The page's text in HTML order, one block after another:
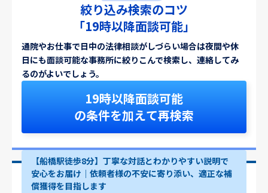
絞り込み検索のコツ
「19時以降面談可能」
通院やお仕事で日中の法律相談がしづらい場合は夜間や休
日にも面談可能な事務所に絞りこんで検索し、連絡してみ
るのがよいでしょう。
19時以降面談可能
の条件を加えて再検索
【船橋駅徒歩8分】丁寧な対話とわかりやすい説明で
安心をお届け｜依頼者様の不安に寄り添い、適正な補
償獲得を目指します